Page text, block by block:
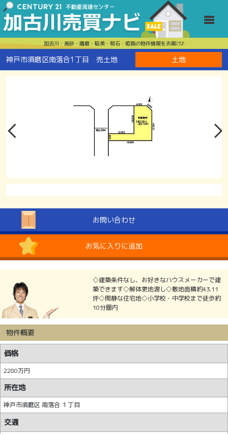
加古川・高砂・播磨・稲美・明石・姫路の物件情報をお届け♪
神戸市須磨区南落合1丁目 売土地 土地
お問い合わせ
お気に入りに追加
◇建築条件なし、お好きなハウスメーカーで建
築できます◇解体更地渡し◇敷地面積約43.11
坪◇閑静な住宅地◇小学校・中学校まで徒歩約
10分圏内
物件概要
価格
2280万円
所在地
神戸市須磨区 南落合 １丁目
交通